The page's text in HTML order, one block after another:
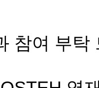
참여 부탁